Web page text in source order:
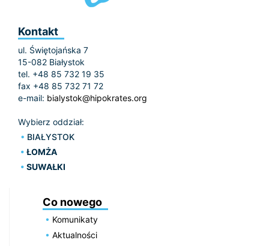
Kontakt
ul. Świętojańska 7
15-082 Białystok
tel. +48 85 732 19 35
fax +48 85 732 71 72
e-mail: bialystok@hipokrates.org
Wybierz oddział:
BIAŁYSTOK
ŁOMŻA
SUWAŁKI
Co nowego
Komunikaty
Aktualności